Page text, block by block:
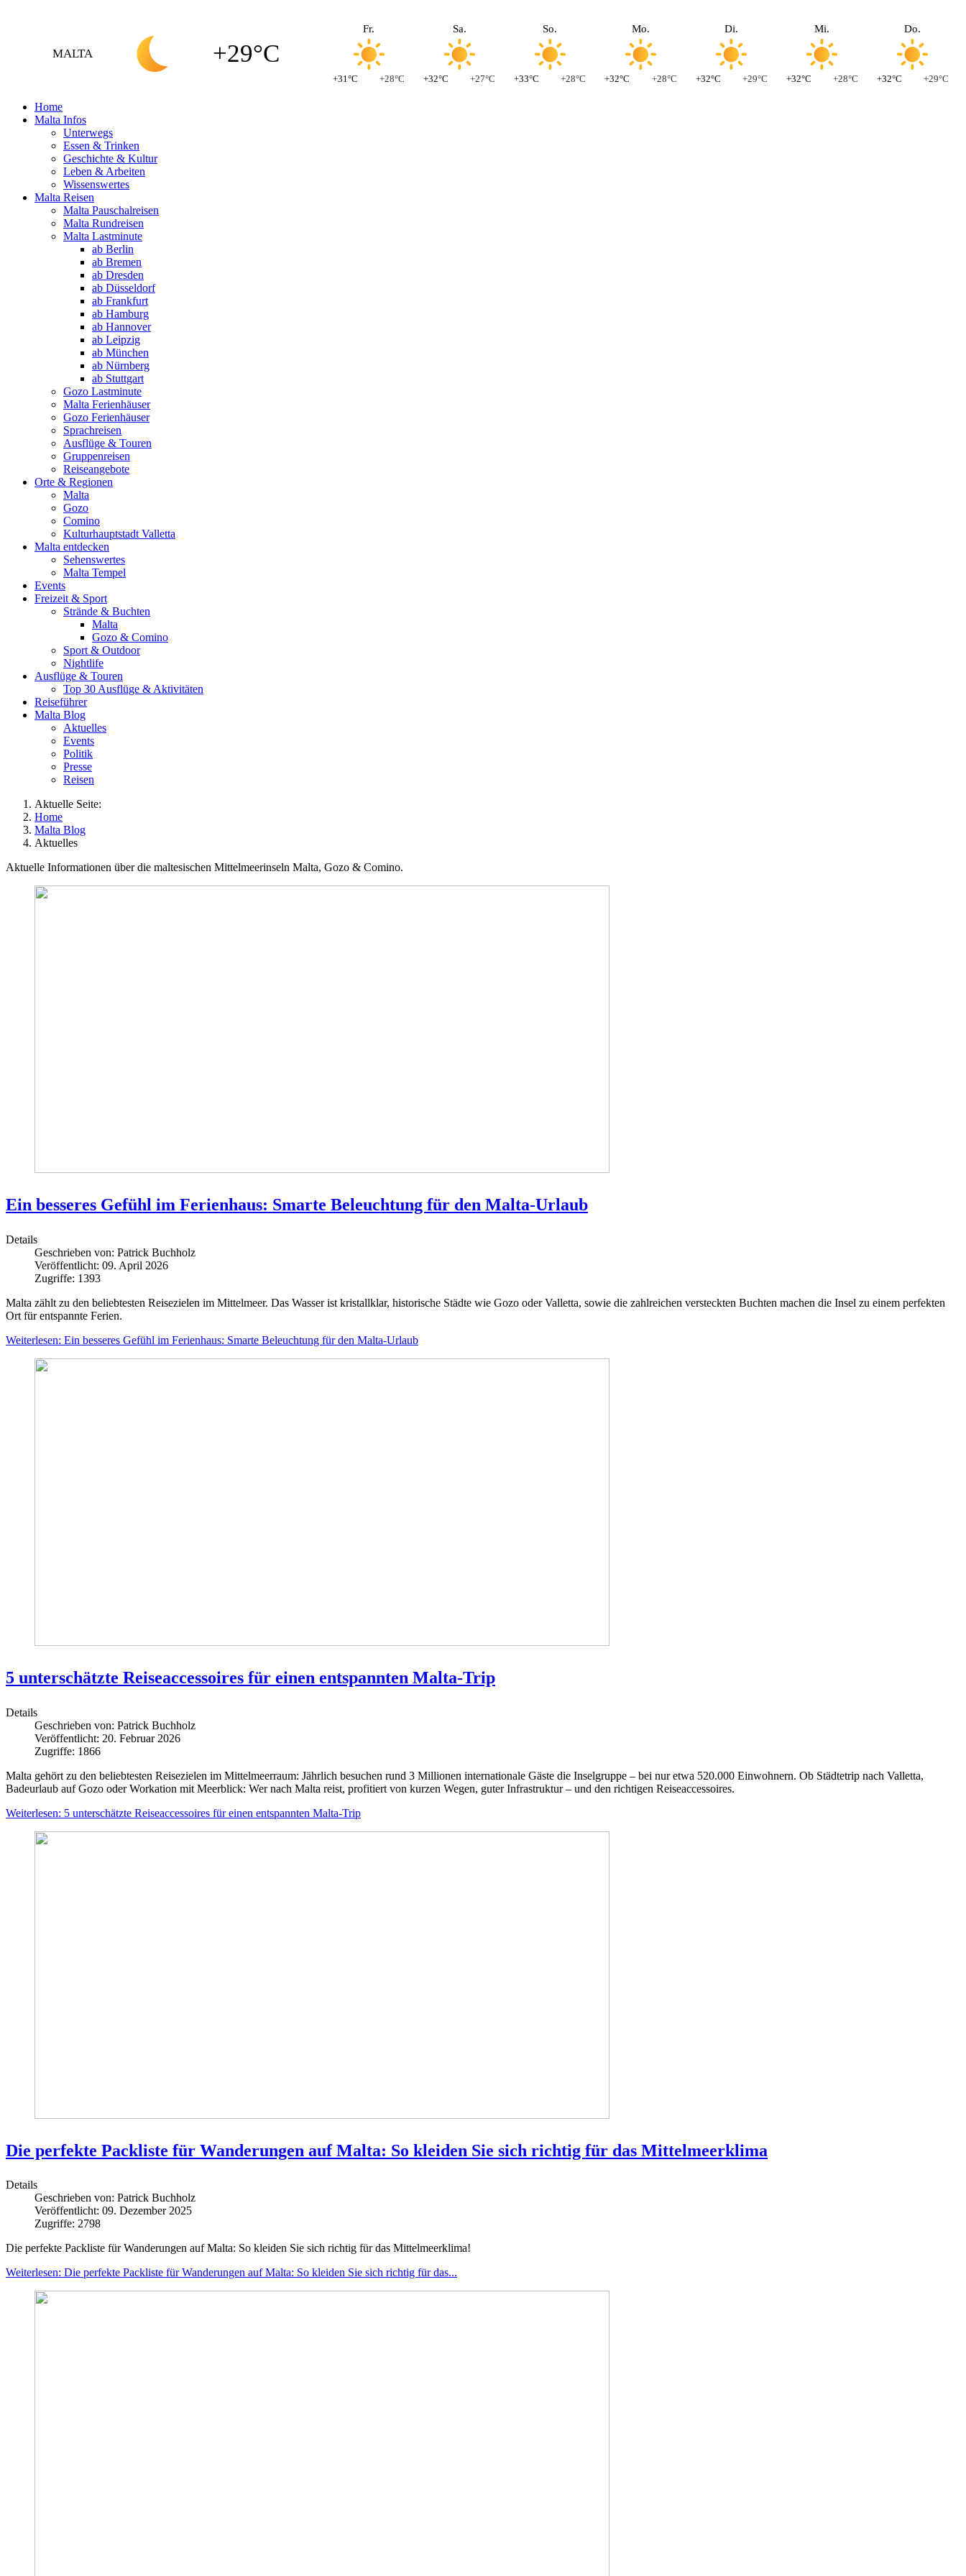
MALTA +29°C
Fr.
+31°C +28°C
Sa.
+32°C +27°C
So.
+33°C +28°C
Mo.
+32°C +28°C
Di.
+32°C +29°C
Mi.
+32°C +28°C
Do.
+32°C +29°C
Home
Malta Infos
Unterwegs
Essen & Trinken
Geschichte & Kultur
Leben & Arbeiten
Wissenswertes
Malta Reisen
Malta Pauschalreisen
Malta Rundreisen
Malta Lastminute
ab Berlin
ab Bremen
ab Dresden
ab Düsseldorf
ab Frankfurt
ab Hamburg
ab Hannover
ab Leipzig
ab München
ab Nürnberg
ab Stuttgart
Gozo Lastminute
Malta Ferienhäuser
Gozo Ferienhäuser
Sprachreisen
Ausflüge & Touren
Gruppenreisen
Reiseangebote
Orte & Regionen
Malta
Gozo
Comino
Kulturhauptstadt Valletta
Malta entdecken
Sehenswertes
Malta Tempel
Events
Freizeit & Sport
Strände & Buchten
Malta
Gozo & Comino
Sport & Outdoor
Nightlife
Ausflüge & Touren
Top 30 Ausflüge & Aktivitäten
Reiseführer
Malta Blog
Aktuelles
Events
Politik
Presse
Reisen
Aktuelle Seite:
Home
Malta Blog
Aktuelles
Aktuelle Informationen über die maltesischen Mittelmeerinseln Malta, Gozo & Comino.
Ein besseres Gefühl im Ferienhaus: Smarte Beleuchtung für den Malta-Urlaub
Details
Geschrieben von: Patrick Buchholz
Veröffentlicht: 09. April 2026
Zugriffe: 1393
Malta zählt zu den beliebtesten Reisezielen im Mittelmeer. Das Wasser ist kristallklar, historische Städte wie Gozo oder Valletta, sowie die zahlreichen versteckten Buchten machen die Insel zu einem perfekten
Ort für entspannte Ferien.
Weiterlesen: Ein besseres Gefühl im Ferienhaus: Smarte Beleuchtung für den Malta-Urlaub
5 unterschätzte Reiseaccessoires für einen entspannten Malta-Trip
Details
Geschrieben von: Patrick Buchholz
Veröffentlicht: 20. Februar 2026
Zugriffe: 1866
Malta gehört zu den beliebtesten Reisezielen im Mittelmeerraum: Jährlich besuchen rund 3 Millionen internationale Gäste die Inselgruppe – bei nur etwa 520.000 Einwohnern. Ob Städtetrip nach Valletta,
Badeurlaub auf Gozo oder Workation mit Meerblick: Wer nach Malta reist, profitiert von kurzen Wegen, guter Infrastruktur – und den richtigen Reiseaccessoires.
Weiterlesen: 5 unterschätzte Reiseaccessoires für einen entspannten Malta-Trip
Die perfekte Packliste für Wanderungen auf Malta: So kleiden Sie sich richtig für das Mittelmeerklima
Details
Geschrieben von: Patrick Buchholz
Veröffentlicht: 09. Dezember 2025
Zugriffe: 2798
Die perfekte Packliste für Wanderungen auf Malta: So kleiden Sie sich richtig für das Mittelmeerklima!
Weiterlesen: Die perfekte Packliste für Wanderungen auf Malta: So kleiden Sie sich richtig für das...